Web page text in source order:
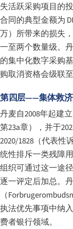
失活跃采购项目的
合同的典型金额为
万）所带来的损失
一至两个数量级。
的集中化数字采购
购取消资格会级联
第四层——集体救
丹麦自2008年起建
第23a章），并于
2020/1828（代表
统性排斥一类残障
组织可通过这一途
逐一评定后加总。
（
执法优先事项中纳
费者银行领域。